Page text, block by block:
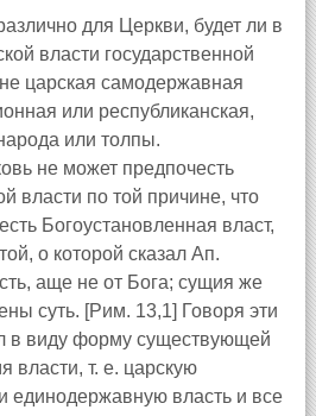
для Церкви, будет ли в
власти государственной
царская самодержавная
или республиканская,
или толпы.
не может предпочесть
власти по той причине, что
Богоустановленная власт,
о которой сказал Ап.
аще не от Бога; сущия же
суть. [Рим. 13,1] Говоря эти
в виду форму существующей
власти, т. е. царскую
единодержавную власть и все